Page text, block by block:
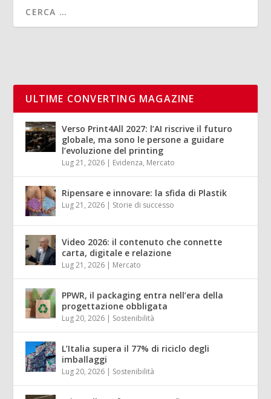
ULTIME CONVERTING MAGAZINE
Verso Print4All 2027: l’AI riscrive il futuro
globale, ma sono le persone a guidare
l’evoluzione del printing
Lug 21, 2026 | Evidenza, Mercato
Ripensare e innovare: la sfida di Plastik
Lug 21, 2026 | Storie di successo
Video 2026: il contenuto che connette
carta, digitale e relazione
Lug 21, 2026 | Mercato
PPWR, il packaging entra nell’era della
progettazione obbligata
Lug 20, 2026 | Sostenibilità
L’Italia supera il 77% di riciclo degli
imballaggi
Lug 20, 2026 | Sostenibilità